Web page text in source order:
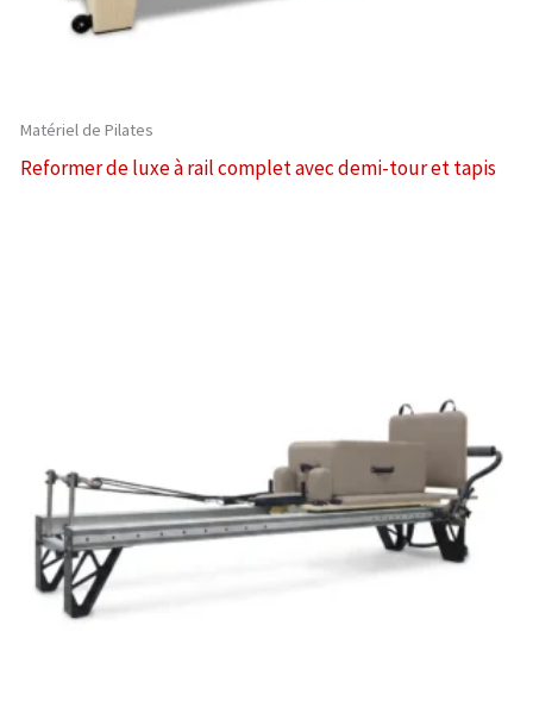
Matériel de Pilates
Reformer de luxe à rail complet avec demi-tour et tapis